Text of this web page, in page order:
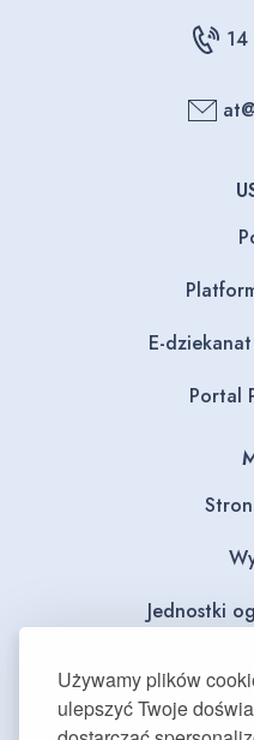
Używamy plików
ulepszyć Twoje
E-
Portal
Jednostki
Dla